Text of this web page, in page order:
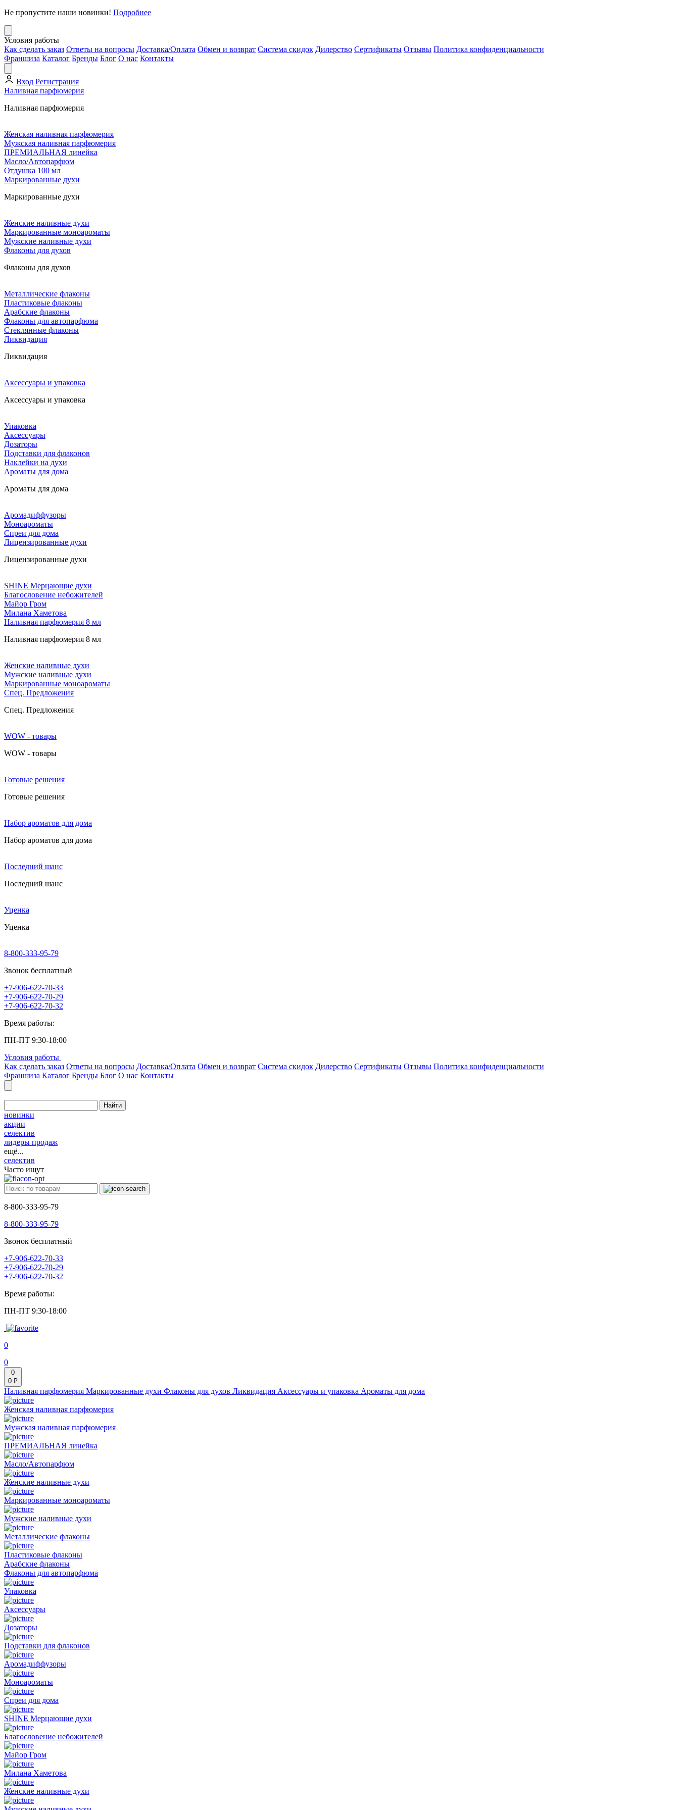
Не пропустите наши новинки! Подробнее
Условия работы
Как сделать заказ Ответы на вопросы Доставка/Оплата Обмен и возврат Система скидок Дилерство Сертификаты Отзывы Политика конфиденциальности
Франшиза Каталог Бренды Блог О нас Контакты
Вход Регистрация
Наливная парфюмерия
Наливная парфюмерия
Женская наливная парфюмерия
Мужская наливная парфюмерия
ПРЕМИАЛЬНАЯ линейка
Масло/Автопарфюм
Отдушка 100 мл
Маркированные духи
Маркированные духи
Женские наливные духи
Маркированные моноароматы
Мужские наливные духи
Флаконы для духов
Флаконы для духов
Металлические флаконы
Пластиковые флаконы
Арабские флаконы
Флаконы для автопарфюма
Стеклянные флаконы
Ликвидация
Ликвидация
Аксессуары и упаковка
Аксессуары и упаковка
Упаковка
Аксессуары
Дозаторы
Подставки для флаконов
Наклейки на духи
Ароматы для дома
Ароматы для дома
Аромадиффузоры
Моноароматы
Спреи для дома
Лицензированные духи
Лицензированные духи
SHINE Мерцающие духи
Благословение небожителей
Майор Гром
Милана Хаметова
Наливная парфюмерия 8 мл
Наливная парфюмерия 8 мл
Женские наливные духи
Мужские наливные духи
Маркированные моноароматы
Cпец. Предложения
Cпец. Предложения
WOW - товары
WOW - товары
Готовые решения
Готовые решения
Набор ароматов для дома
Набор ароматов для дома
Последний шанс
Последний шанс
Уценка
Уценка
8-800-333-95-79
Звонок бесплатный
+7-906-622-70-33
+7-906-622-70-29
+7-906-622-70-32
Время работы:
ПН-ПТ 9:30-18:00
Условия работы
Как сделать заказ Ответы на вопросы Доставка/Оплата Обмен и возврат Система скидок Дилерство Сертификаты Отзывы Политика конфиденциальности
Франшиза Каталог Бренды Блог О нас Контакты
Найти
новинки
акции
селектив
лидеры продаж
ещё...
селектив
Часто ищут
8-800-333-95-79
8-800-333-95-79
Звонок бесплатный
+7-906-622-70-33
+7-906-622-70-29
+7-906-622-70-32
Время работы:
ПН-ПТ 9:30-18:00
0
0
0
0 ₽
Наливная парфюмерия Маркированные духи Флаконы для духов Ликвидация Аксессуары и упаковка Ароматы для дома
Женская наливная парфюмерия
Мужская наливная парфюмерия
ПРЕМИАЛЬНАЯ линейка
Масло/Автопарфюм
Женские наливные духи
Маркированные моноароматы
Мужские наливные духи
Металлические флаконы
Пластиковые флаконы
Арабские флаконы
Флаконы для автопарфюма
Упаковка
Аксессуары
Дозаторы
Подставки для флаконов
Аромадиффузоры
Моноароматы
Спреи для дома
SHINE Мерцающие духи
Благословение небожителей
Майор Гром
Милана Хаметова
Женские наливные духи